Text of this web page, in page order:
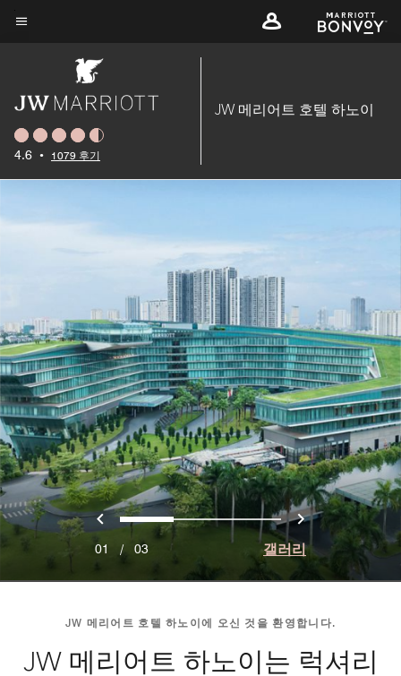
Skip
4.6 • 1079 후기
JW 메리어트 호텔 하노이
이전0 1 2 다음
01 / 03 갤러리
JW 메리어트 호텔 하노이에 오신 것을 환영합니다.
JW 메리어트 하노이는 럭셔리